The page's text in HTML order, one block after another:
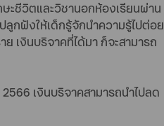
ษะชีวิตและวิชานอกห้องเรียนผ่าน
ลูกฝังให้เด็กรู้จักนำความรู้ไปต่อย
เงินบริจาคที่ได้มา ก็จะสามารถ
เงินบริจาคสามารถนำไปลด